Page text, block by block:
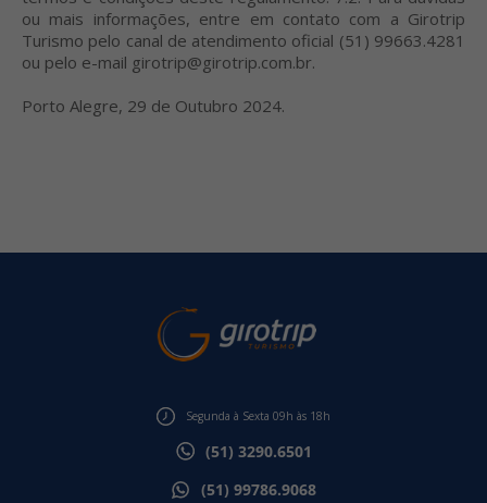
ou mais informações, entre em contato com a Girotrip
Turismo pelo canal de atendimento oficial (51) 99663.4281
ou pelo e-mail girotrip@girotrip.com.br.
Porto Alegre, 29 de Outubro 2024.
Segunda à Sexta 09h às 18h
(51) 3290.6501
(51) 99786.9068